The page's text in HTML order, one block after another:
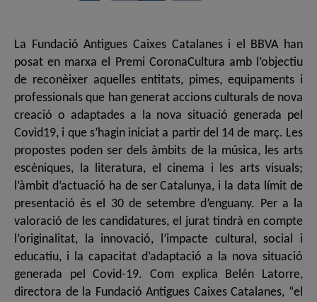
La Fundació Antigues Caixes Catalanes i el BBVA han
posat en marxa el Premi CoronaCultura amb l’objectiu
de reconèixer aquelles entitats, pimes, equipaments i
professionals que han generat accions culturals de nova
creació o adaptades a la nova situació generada pel
Covid19, i que s’hagin iniciat a partir del 14 de març. Les
propostes poden ser dels àmbits de la música, les arts
escèniques, la literatura, el cinema i les arts visuals;
l’àmbit d’actuació ha de ser Catalunya, i la data límit de
presentació és el 30 de setembre d’enguany. Per a la
valoració de les candidatures, el jurat tindrà en compte
l’originalitat, la innovació, l’impacte cultural, social i
educatiu, i la capacitat d’adaptació a la nova situació
generada pel Covid-19. Com explica Belén Latorre,
directora de la Fundació Antigues Caixes Catalanes, “el